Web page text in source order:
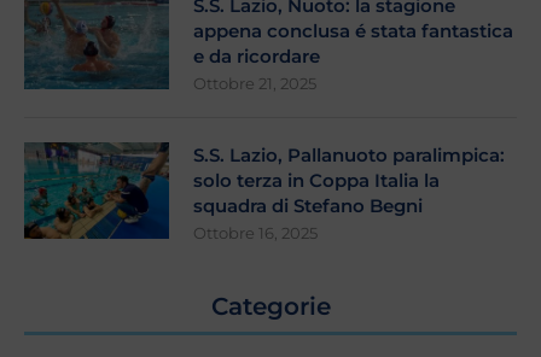
S.S. Lazio, Nuoto: la stagione
appena conclusa é stata fantastica
e da ricordare
Ottobre 21, 2025
S.S. Lazio, Pallanuoto paralimpica:
solo terza in Coppa Italia la
squadra di Stefano Begni
Ottobre 16, 2025
Categorie